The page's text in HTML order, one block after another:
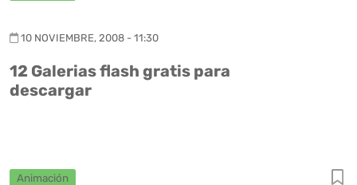
10 NOVIEMBRE, 2008 - 11:30
12 Galerias flash gratis para
descargar
Animación